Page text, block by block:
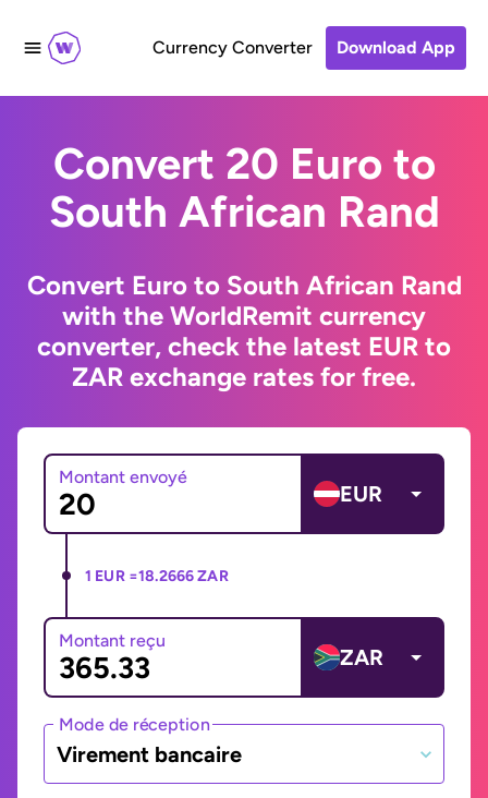
Currency Converter Download App
Convert 20 Euro to
South African Rand
Convert Euro to South African Rand
with the WorldRemit currency
converter, check the latest EUR to
ZAR exchange rates for free.
Montant envoyé
EUR
1 EUR =18.2666 ZAR
Montant reçu
ZAR
Mode de réception
Virement bancaire